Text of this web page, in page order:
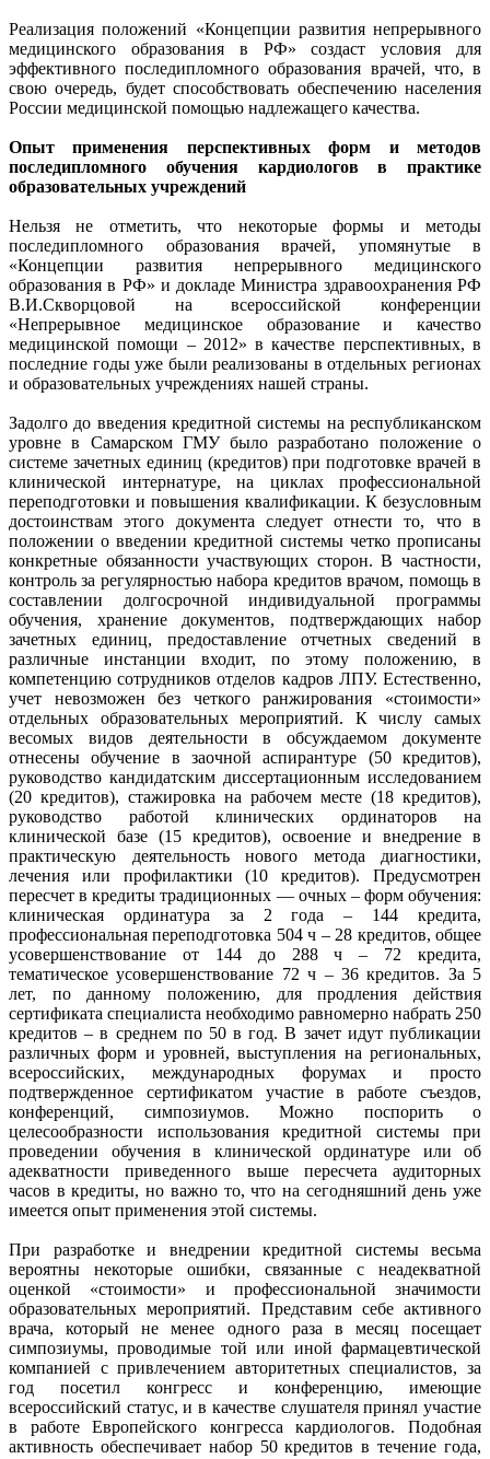
Реализация положений «Концепции развития непрерывного
медицинского образования в РФ» создаст условия для
эффективного последипломного образования врачей, что, в
свою очередь, будет способствовать обеспечению населения
России медицинской помощью надлежащего качества.
Опыт применения перспективных форм и методов
последипломного обучения кардиологов в практике
образовательных учреждений
Нельзя не отметить, что некоторые формы и методы
последипломного образования врачей, упомянутые в
«Концепции развития непрерывного медицинского
образования в РФ» и докладе Министра здравоохранения РФ
В.И.Скворцовой на всероссийской конференции
«Непрерывное медицинское образование и качество
медицинской помощи – 2012» в качестве перспективных, в
последние годы уже были реализованы в отдельных регионах
и образовательных учреждениях нашей страны.
Задолго до введения кредитной системы на республиканском
уровне в Самарском ГМУ было разработано положение о
системе зачетных единиц (кредитов) при подготовке врачей в
клинической интернатуре, на циклах профессиональной
переподготовки и повышения квалификации. К безусловным
достоинствам этого документа следует отнести то, что в
положении о введении кредитной системы четко прописаны
конкретные обязанности участвующих сторон. В частности,
контроль за регулярностью набора кредитов врачом, помощь в
составлении долгосрочной индивидуальной программы
обучения, хранение документов, подтверждающих набор
зачетных единиц, предоставление отчетных сведений в
различные инстанции входит, по этому положению, в
компетенцию сотрудников отделов кадров ЛПУ. Естественно,
учет невозможен без четкого ранжирования «стоимости»
отдельных образовательных мероприятий. К числу самых
весомых видов деятельности в обсуждаемом документе
отнесены обучение в заочной аспирантуре (50 кредитов),
руководство кандидатским диссертационным исследованием
(20 кредитов), стажировка на рабочем месте (18 кредитов),
руководство работой клинических ординаторов на
клинической базе (15 кредитов), освоение и внедрение в
практическую деятельность нового метода диагностики,
лечения или профилактики (10 кредитов). Предусмотрен
пересчет в кредиты традиционных — очных – форм обучения:
клиническая ординатура за 2 года – 144 кредита,
профессиональная переподготовка 504 ч – 28 кредитов, общее
усовершенствование от 144 до 288 ч – 72 кредита,
тематическое усовершенствование 72 ч – 36 кредитов. За 5
лет, по данному положению, для продления действия
сертификата специалиста необходимо равномерно набрать 250
кредитов – в среднем по 50 в год. В зачет идут публикации
различных форм и уровней, выступления на региональных,
всероссийских, международных форумах и просто
подтвержденное сертификатом участие в работе съездов,
конференций, симпозиумов. Можно поспорить о
целесообразности использования кредитной системы при
проведении обучения в клинической ординатуре или об
адекватности приведенного выше пересчета аудиторных
часов в кредиты, но важно то, что на сегодняшний день уже
имеется опыт применения этой системы.
При разработке и внедрении кредитной системы весьма
вероятны некоторые ошибки, связанные с неадекватной
оценкой «стоимости» и профессиональной значимости
образовательных мероприятий. Представим себе активного
врача, который не менее одного раза в месяц посещает
симпозиумы, проводимые той или иной фармацевтической
компанией с привлечением авторитетных специалистов, за
год посетил конгресс и конференцию, имеющие
всероссийский статус, и в качестве слушателя принял участие
в работе Европейского конгресса кардиологов. Подобная
активность обеспечивает набор 50 кредитов в течение года,